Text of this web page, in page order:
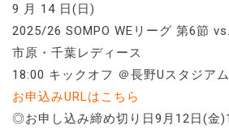
9 月 14 日(日)
2025/26 SOMPO WEリーグ 第6節
市原・千葉レディース
18:00 キックオフ ＠⾧野Uスタジアム
お申込みURLはこちら
◎お申し込み締め切り日9月12日(金